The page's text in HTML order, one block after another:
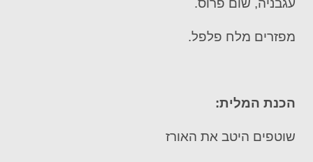
עגבניה, שום פרוס.
מפזרים מלח פלפל.
הכנת המלית:
שוטפים היטב את האורז